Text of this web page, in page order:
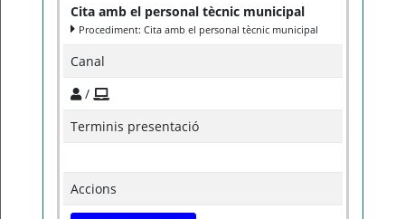
Cita amb el personal tècnic municipal
Procediment: Cita amb el personal tècnic municipal
Canal
/
Terminis presentació
Accions